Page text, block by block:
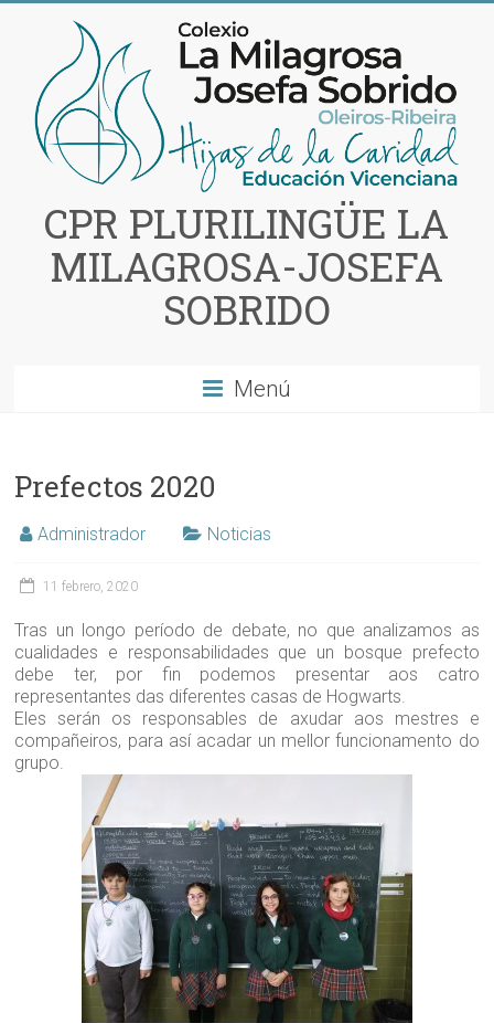
contenido
CPR PLURILINGÜE LA
MILAGROSA-JOSEFA
SOBRIDO
Menú
Prefectos 2020
Administrador Noticias
11 febrero, 2020
Tras un longo período de debate, no que analizamos as
cualidades e responsabilidades que un bosque prefecto
debe ter, por fin podemos presentar aos catro
representantes das diferentes casas de Hogwarts.
Eles serán os responsables de axudar aos mestres e
compañeiros, para así acadar un mellor funcionamento do
grupo.